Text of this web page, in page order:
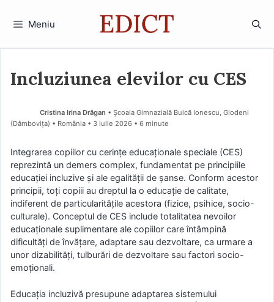
Meniu
Incluziunea elevilor cu CES
Cristina Irina Drăgan • Școala Gimnazială Buică Ionescu, Glodeni
(Dâmboviţa) • România
3 iulie 2026 • 6 minute
Integrarea copiilor cu cerințe educaționale speciale (CES)
reprezintă un demers complex, fundamentat pe principiile
educației incluzive și ale egalității de șanse. Conform acestor
principii, toți copiii au dreptul la o educație de calitate,
indiferent de particularitățile acestora (fizice, psihice, socio-
culturale). Conceptul de CES include totalitatea nevoilor
educaționale suplimentare ale copiilor care întâmpină
dificultăți de învățare, adaptare sau dezvoltare, ca urmare a
unor dizabilități, tulburări de dezvoltare sau factori socio-
emoționali.
Educația incluzivă presupune adaptarea sistemului